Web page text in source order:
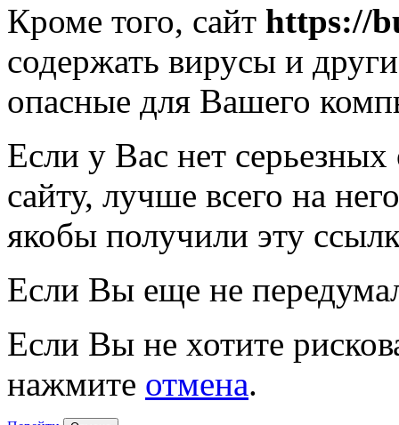
Кроме того, сайт https://
содержать вирусы и
опасные для Вашего
Если у Вас нет
сайту, лучше всего на
якобы получили эту
Если Вы еще не
Если Вы не хотите
нажмите отмена.